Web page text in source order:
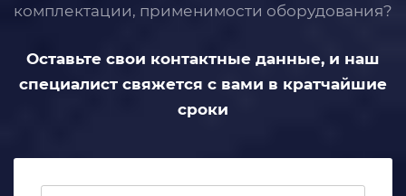
комплектации, применимости оборудования?
Оставьте свои контактные данные, и наш
специалист свяжется с вами в кратчайшие
сроки